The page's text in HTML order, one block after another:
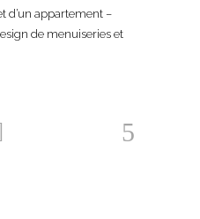
d’un appartement –
de menuiseries et